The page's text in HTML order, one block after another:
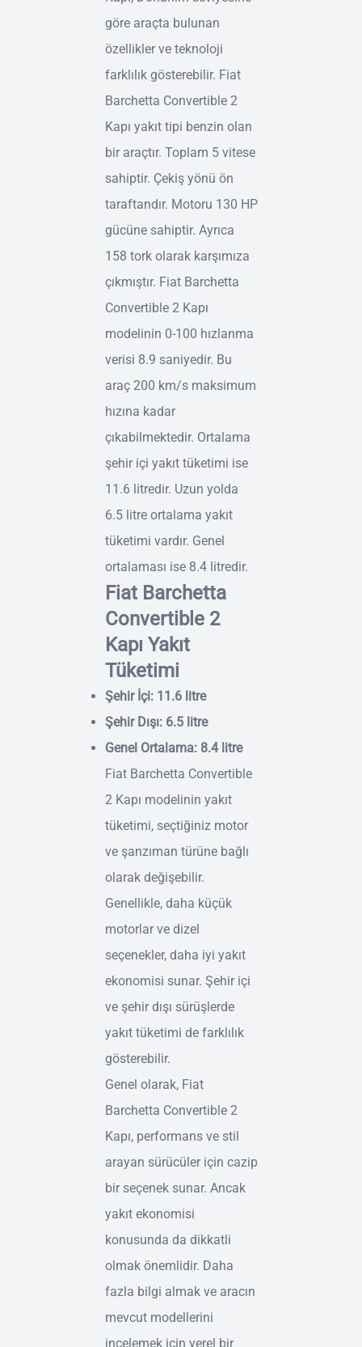
göre araçta bulunan
özellikler ve teknoloji
farklılık gösterebilir. Fiat
Barchetta Convertible 2
Kapı yakıt tipi benzin olan
bir araçtır. Toplam 5 vitese
sahiptir. Çekiş yönü ön
taraftandır. Motoru 130 HP
gücüne sahiptir. Ayrıca
158 tork olarak karşımıza
çıkmıştır. Fiat Barchetta
Convertible 2 Kapı
modelinin 0-100 hızlanma
verisi 8.9 saniyedir. Bu
araç 200 km/s maksimum
hızına kadar
çıkabilmektedir. Ortalama
şehir içi yakıt tüketimi ise
11.6 litredir. Uzun yolda
6.5 litre ortalama yakıt
tüketimi vardır. Genel
ortalaması ise 8.4 litredir.
Fiat Barchetta
Convertible 2
Kapı Yakıt
Tüketimi
Şehir İçi: 11.6 litre
Şehir Dışı: 6.5 litre
Genel Ortalama: 8.4 litre
Fiat Barchetta Convertible
2 Kapı modelinin yakıt
tüketimi, seçtiğiniz motor
ve şanzıman türüne bağlı
olarak değişebilir.
Genellikle, daha küçük
motorlar ve dizel
seçenekler, daha iyi yakıt
ekonomisi sunar. Şehir içi
ve şehir dışı sürüşlerde
yakıt tüketimi de farklılık
gösterebilir.
Genel olarak, Fiat
Barchetta Convertible 2
Kapı, performans ve stil
arayan sürücüler için cazip
bir seçenek sunar. Ancak
yakıt ekonomisi
konusunda da dikkatli
olmak önemlidir. Daha
fazla bilgi almak ve aracın
mevcut modellerini
incelemek için yerel bir